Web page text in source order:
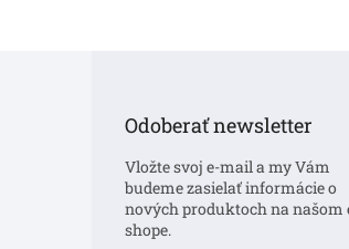
Odoberať newsletter
Vložte svoj e-mail a my Vám
budeme zasielať informácie o
nových produktoch na našom
shope.